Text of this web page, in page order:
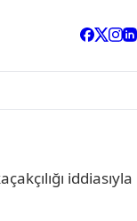
iddiasıyla